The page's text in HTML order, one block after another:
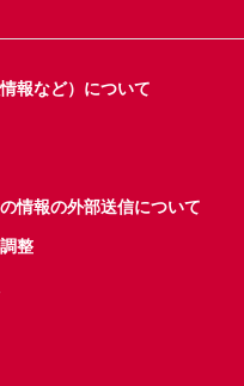
報など）について
情報の外部送信について
整